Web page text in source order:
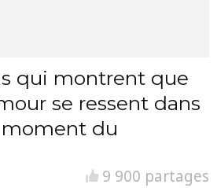
qui montrent que
se ressent dans
du
9 900 partages